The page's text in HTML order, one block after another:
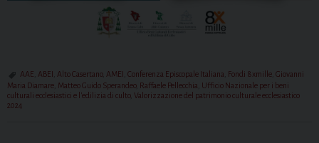
AAE ABEI Alto Casertano, AMEI Conferenza Episcopale Italiana Fondi 8xmille Giovanni
Maria Diamare Matteo Guido Sperandeo, Raffaele Pellecchia Ufficio Nazionale per i beni
culturali ecclesiastici e l'edilizia di culto, Valorizzazione del patrimonio culturale ecclesiastico
2024